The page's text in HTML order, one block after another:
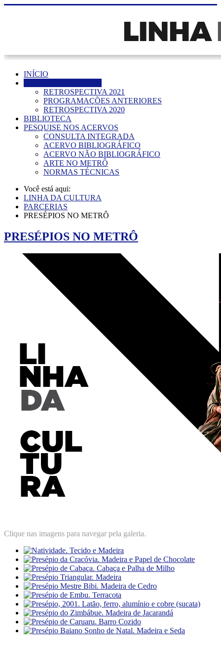
INÍCIO
RETROSPECTIVA 2021
PROGRAMAÇÕES ANTERIORES
RETROSPECTIVA 2020
BIBLIOTECA
PESQUISE NOS ACERVOS
CONSULTA INTEGRADA
ACERVO BIBLIOGRÁFICO
ACERVO NÃO BIBLIOGRÁFICO
ARTE NO METRÔ
NORMAS TÉCNICAS
Você está aqui:
LINHA DA CULTURA
PARCERIAS
PRESÉPIOS NO METRÔ
PRESÉPIOS NO METRÔ
Clique nas imagens para navegar pela galeria.